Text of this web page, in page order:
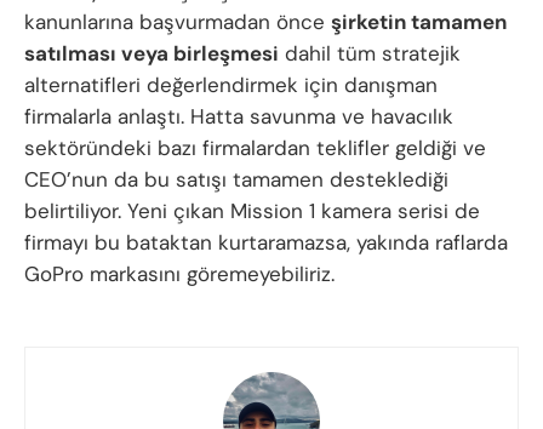
kanunlarına başvurmadan önce şirketin tamamen
satılması veya birleşmesi dahil tüm stratejik
alternatifleri değerlendirmek için danışman
firmalarla anlaştı. Hatta savunma ve havacılık
sektöründeki bazı firmalardan teklifler geldiği ve
CEO’nun da bu satışı tamamen desteklediği
belirtiliyor. Yeni çıkan Mission 1 kamera serisi de
firmayı bu bataktan kurtaramazsa, yakında raflarda
GoPro markasını göremeyebiliriz.